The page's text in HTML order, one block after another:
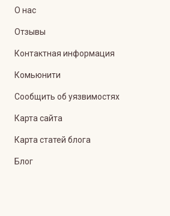
О нас
Отзывы
Контактная информация
Комьюнити
Сообщить об уязвимостях
Карта сайта
Карта статей блога
Блог